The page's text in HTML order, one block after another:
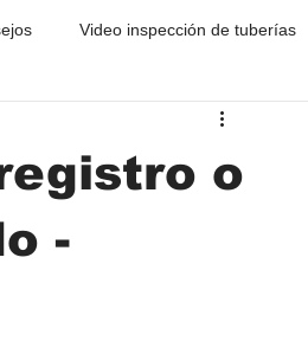
Video inspección de tuberías
o
-